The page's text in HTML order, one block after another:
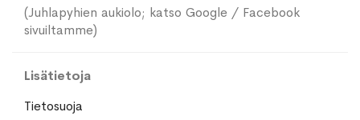
(Juhlapyhien aukiolo; katso Google / Facebook
sivuiltamme)
Lisätietoja
Tietosuoja